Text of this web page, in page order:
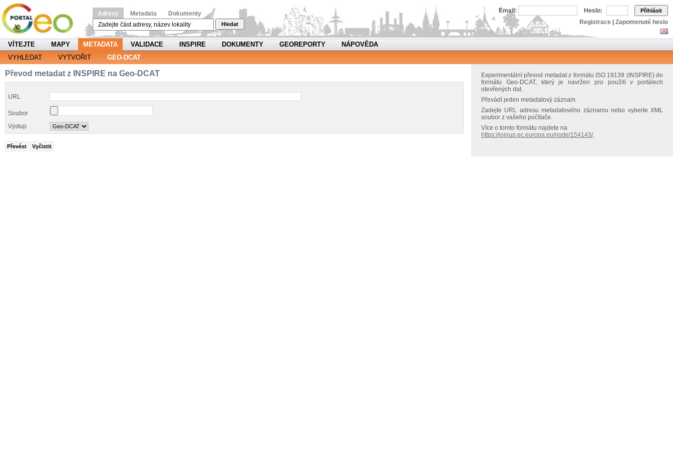
Adresy Metadata Dokumenty
Hledat
Email: Heslo: Přihlásit
Registrace Zapomenuté heslo
VÍTEJTE MAPY METADATA VALIDACE INSPIRE DOKUMENTY GEOREPORTY
NÁPOVĚDA
VYHLEDAT
VYTVOŘIT GEO-DCAT
Převod metadat z INSPIRE na Geo-DCAT
URL
Soubor
Výstup
Experimentální převod metadat z formátu ISO 19139 (INSPIRE) do
formátu Geo-DCAT, který je navržen pro použití v portálech
otevřených dat.
Převádí jeden metadatový záznam.
Zadejte URL adresu metadatového záznamu nebo vyberte XML
soubor z vašeho počítače.
Více o tomto formátu najdete na
https://joinup.ec.europa.eu/node/154143/.